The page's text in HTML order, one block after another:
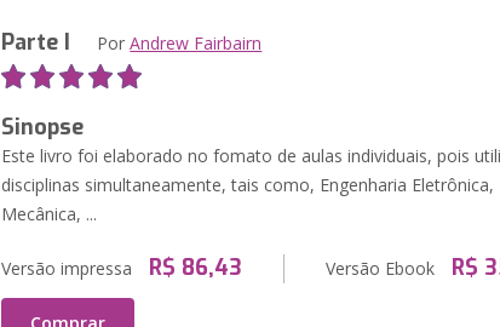
Parte I PorAndrew Fairbairn
Sinopse
Este livro foi elaborado no fomato de aulas individuais, pois
disciplinas simultaneamente, tais como, Engenharia Eletrônica,
Mecânica, ...
Versão impressa R$ 86,43 Versão Ebook R$
Comprar